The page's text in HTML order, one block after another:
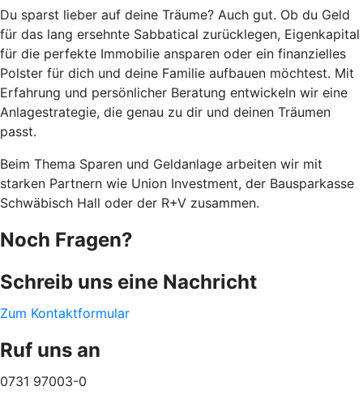
Du sparst lieber auf deine Träume? Auch gut. Ob du Geld
für das lang ersehnte Sabbatical zurücklegen, Eigenkapital
für die perfekte Immobilie ansparen oder ein finanzielles
Polster für dich und deine Familie aufbauen möchtest. Mit
Erfahrung und persönlicher Beratung entwickeln wir eine
Anlagestrategie, die genau zu dir und deinen Träumen
passt.
Beim Thema Sparen und Geldanlage arbeiten wir mit
starken Partnern wie Union Investment, der Bausparkasse
Schwäbisch Hall oder der R+V zusammen.
Noch Fragen?
Schreib uns eine Nachricht
Zum Kontaktformular
Ruf uns an
0731 97003-0